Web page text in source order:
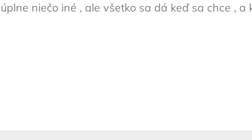
niečo iné , ale všetko sa dá keď sa chce ,